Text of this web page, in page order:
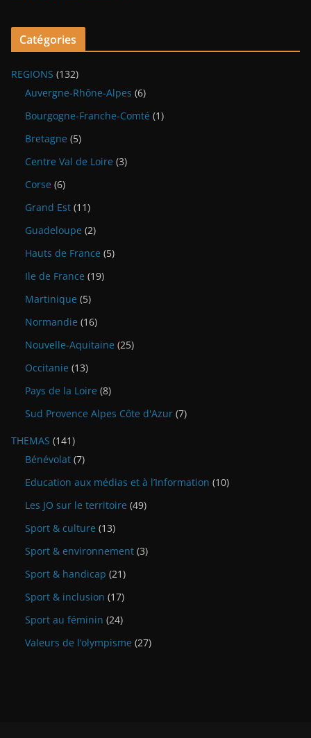
Catégories
REGIONS (132)
Auvergne-Rhône-Alpes (6)
Bourgogne-Franche-Comté (1)
Bretagne (5)
Centre Val de Loire (3)
Corse (6)
Grand Est (11)
Guadeloupe (2)
Hauts de France (5)
Ile de France (19)
Martinique (5)
Normandie (16)
Nouvelle-Aquitaine (25)
Occitanie (13)
Pays de la Loire (8)
Sud Provence Alpes Côte d'Azur (7)
THEMAS (141)
Bénévolat (7)
Education aux médias et à l’Information (10)
Les JO sur le territoire (49)
Sport & culture (13)
Sport & environnement (3)
Sport & handicap (21)
Sport & inclusion (17)
Sport au féminin (24)
Valeurs de l’olympisme (27)